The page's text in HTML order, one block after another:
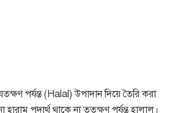
পর্যন্ত (Halal) উপাদান দিয়ে তৈরি করা
পদার্থ থাকে না ততক্ষণ পর্যন্ত হালাল।